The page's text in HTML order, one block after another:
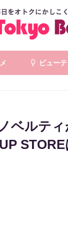
ビューテ
ベルテ